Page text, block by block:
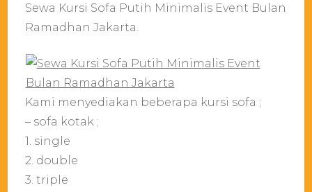
Sewa Kursi Sofa Putih Minimalis Event Bulan
Ramadhan Jakarta.
Kami menyediakan beberapa kursi sofa ;
– sofa kotak ;
1. single
2. double
3. triple